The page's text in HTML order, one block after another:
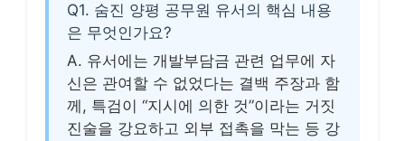
Q1. 숨진 양평 공무원 유서의 핵심 내용
은 무엇인가요?
A. 유서에는 개발부담금 관련 업무에 자
신은 관여할 수 없었다는 결백 주장과 함
께, 특검이 “지시에 의한 것”이라는 거짓
진술을 강요하고 외부 접촉을 막는 등 강